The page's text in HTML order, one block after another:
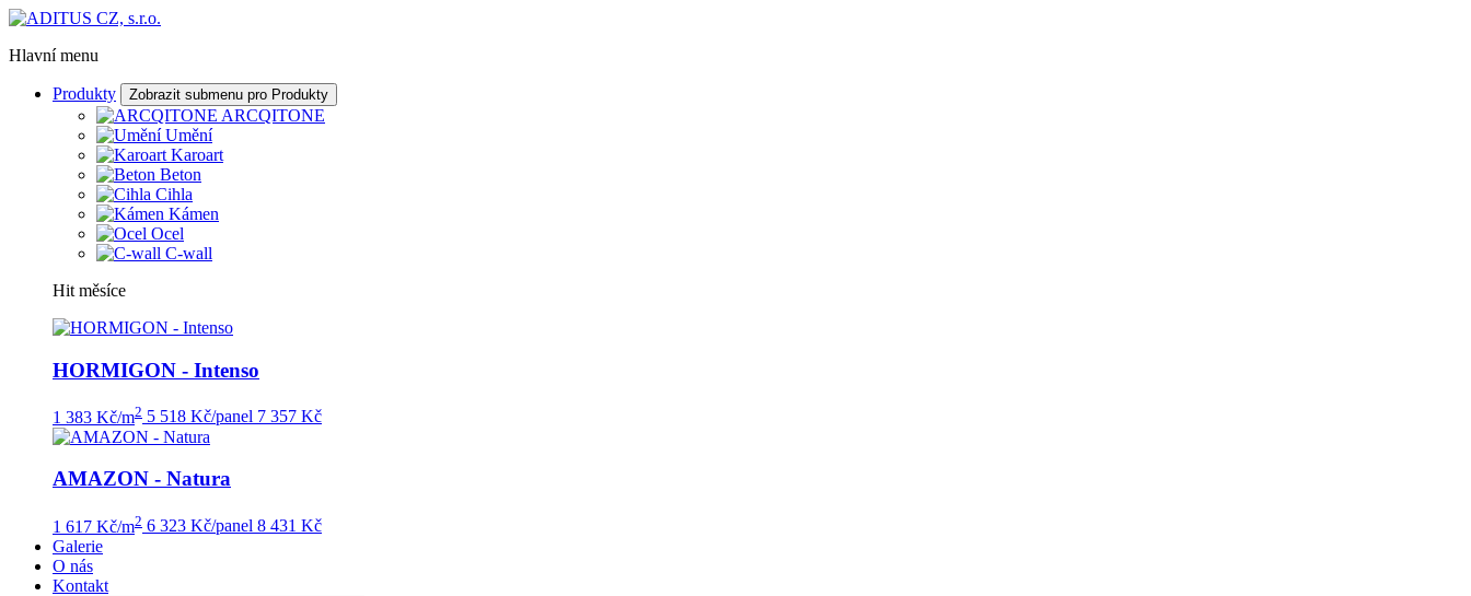
Hlavní menu
Produkty Zobrazit submenu pro Produkty
ARCQITONE
Umění
Karoart
Beton
Cihla
Kámen
Ocel
C-wall
Hit měsíce
HORMIGON - Intenso
1 383 Kč/m2 5 518 Kč/panel 7 357 Kč
AMAZON - Natura
1 617 Kč/m2 6 323 Kč/panel 8 431 Kč
Galerie
O nás
Kontakt